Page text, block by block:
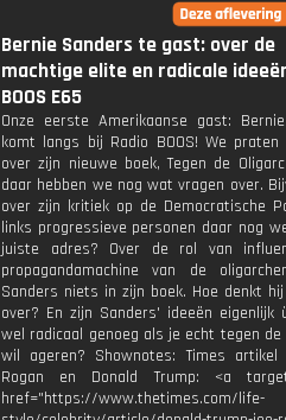
Bernie Sanders te gast: over de
machtige elite en radicale
BOOS E65
Onze eerste Amerikaanse gast:
komt langs bij Radio BOOS! We
over zijn nieuwe boek, Tegen de
daar hebben we nog wat vragen over.
over zijn kritiek op de Democratische
links progressieve personen daar nog
juiste adres? Over de rol van
propagandamachine van de
Sanders niets in zijn boek. Hoe denkt
over? En zijn Sanders' ideeën eigenlijk
wel radicaal genoeg als je echt tegen de
wil ageren? Shownotes: Times
Rogan en Donald Trump: <a
href="https://www.thetimes.com/life-